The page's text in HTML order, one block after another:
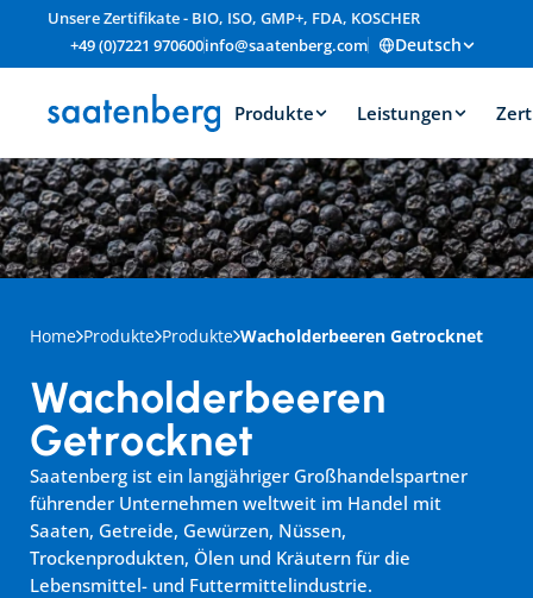
Unsere Zertifikate - BIO, ISO, GMP+, FDA, KOSCHER
+49 (0)7221 970600info@saatenberg.com Deutsch
Produkte Leistungen
Home Produkte Produkte Wacholderbeeren Getrocknet
Saatenberg ist ein langjähriger Großhandelspartner
führender Unternehmen weltweit im Handel mit
Saaten, Getreide, Gewürzen, Nüssen,
Trockenprodukten, Ölen und Kräutern für die
Lebensmittel- und Futtermittelindustrie.
Wacholderbeeren
Getrocknet